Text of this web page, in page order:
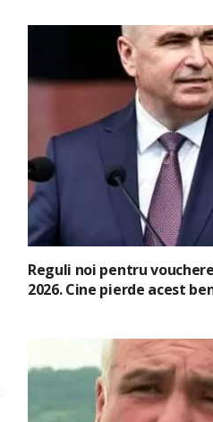
Reguli noi pentru
2026. Cine pierde acest